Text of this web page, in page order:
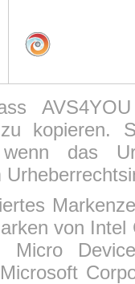
kopieren.
wenn das
von
Micro